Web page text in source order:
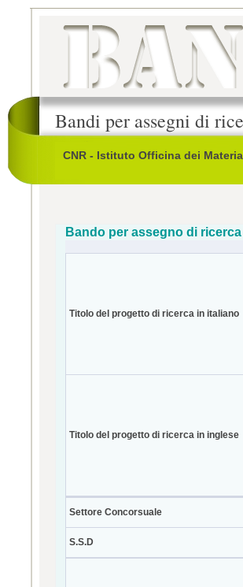
Bandi per assegni di
CNR - Istituto Officina dei
Bando per assegno di ricerca
Titolo del progetto di ricerca in italiano
Titolo del progetto di ricerca in inglese
Settore Concorsuale
S.S.D